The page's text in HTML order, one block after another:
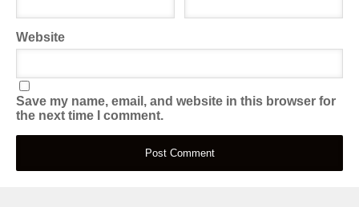
Website
Save my name, email, and website in this browser for
the next time I comment.